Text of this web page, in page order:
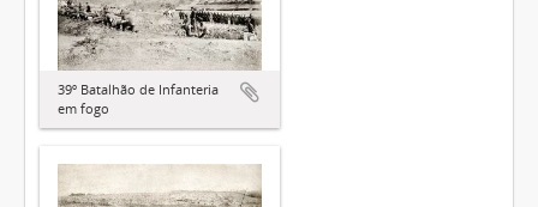
39º Batalhão de Infanteria
em fogo